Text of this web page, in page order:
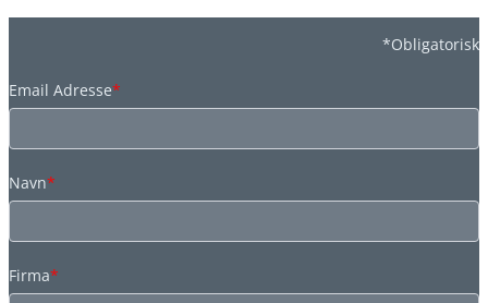
*Obligatorisk
Email Adresse*
Navn*
Firma*